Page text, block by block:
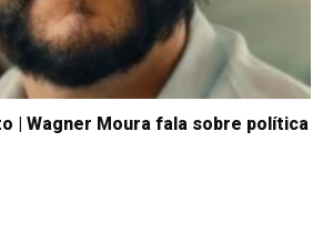
| Wagner Moura fala sobre política